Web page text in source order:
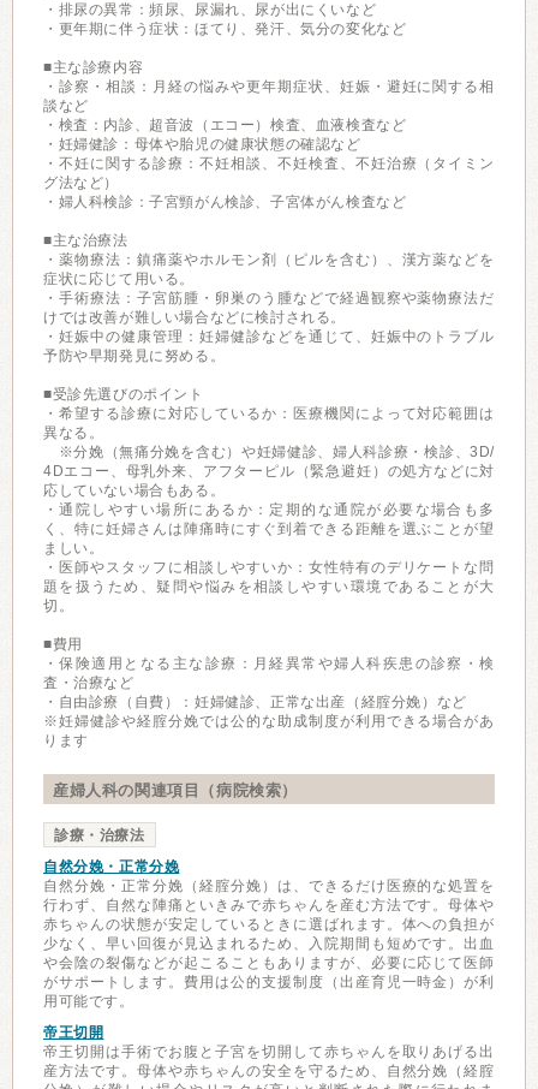
・排尿の異常：頻尿、尿漏れ、尿が出にくいなど
・更年期に伴う症状：ほてり、発汗、気分の変化など
■主な診療内容
・診察・相談：月経の悩みや更年期症状、妊娠・避妊に関する相
談など
・検査：内診、超音波（エコー）検査、血液検査など
・妊婦健診：母体や胎児の健康状態の確認など
・不妊に関する診療：不妊相談、不妊検査、不妊治療（タイミン
グ法など）
・婦人科検診：子宮頸がん検診、子宮体がん検査など
■主な治療法
・薬物療法：鎮痛薬やホルモン剤（ピルを含む）、漢方薬などを
症状に応じて用いる。
・手術療法：子宮筋腫・卵巣のう腫などで経過観察や薬物療法だ
けでは改善が難しい場合などに検討される。
・妊娠中の健康管理：妊婦健診などを通じて、妊娠中のトラブル
予防や早期発見に努める。
■受診先選びのポイント
・希望する診療に対応しているか：医療機関によって対応範囲は
異なる。
※分娩（無痛分娩を含む）や妊婦健診、婦人科診療・検診、3D/
4Dエコー、母乳外来、アフターピル（緊急避妊）の処方などに対
応していない場合もある。
・通院しやすい場所にあるか：定期的な通院が必要な場合も多
く、特に妊婦さんは陣痛時にすぐ到着できる距離を選ぶことが望
ましい。
・医師やスタッフに相談しやすいか：女性特有のデリケートな問
題を扱うため、疑問や悩みを相談しやすい環境であることが大
切。
■費用
・保険適用となる主な診療：月経異常や婦人科疾患の診察・検
査・治療など
・自由診療（自費）：妊婦健診、正常な出産（経腟分娩）など
※妊婦健診や経腟分娩では公的な助成制度が利用できる場合があ
ります
産婦人科の関連項目（病院検索）
診療・治療法
自然分娩・正常分娩
自然分娩・正常分娩（経腟分娩）は、できるだけ医療的な処置を
行わず、自然な陣痛といきみで赤ちゃんを産む方法です。母体や
赤ちゃんの状態が安定しているときに選ばれます。体への負担が
少なく、早い回復が見込まれるため、入院期間も短めです。出血
や会陰の裂傷などが起こることもありますが、必要に応じて医師
がサポートします。費用は公的支援制度（出産育児一時金）が利
用可能です。
帝王切開
帝王切開は手術でお腹と子宮を切開して赤ちゃんを取りあげる出
産方法です。母体や赤ちゃんの安全を守るため、自然分娩（経腟